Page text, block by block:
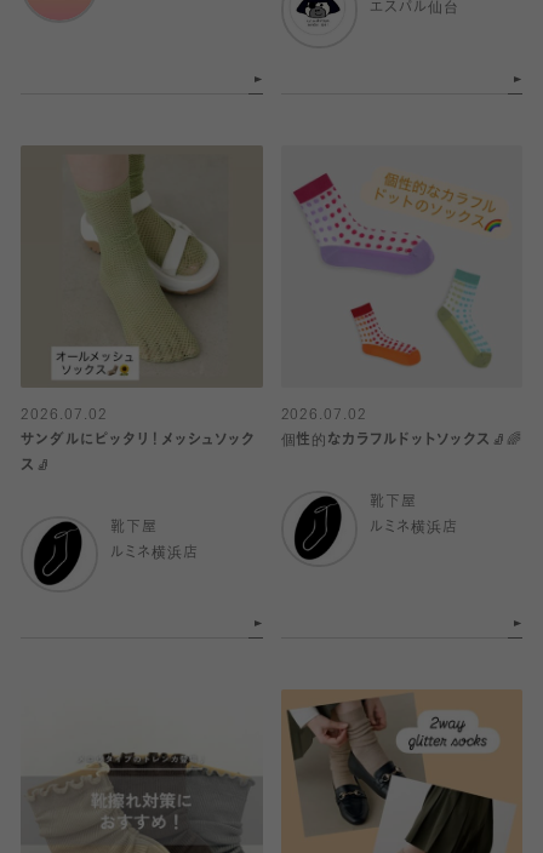
エスパル仙台
2026.07.02
サンダルにピッタリ！メッシュソック
ス🧦
靴下屋
ルミネ横浜店
2026.07.02
個性的なカラフルドットソックス🧦🌈
靴下屋
ルミネ横浜店